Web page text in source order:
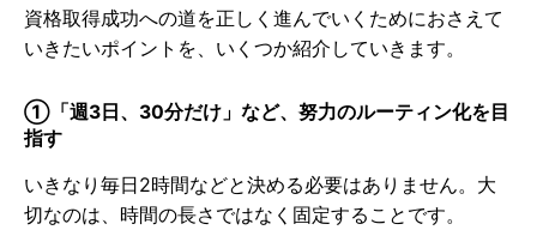
資格取得成功への道を正しく進んでいくためにおさえて
いきたいポイントを、いくつか紹介していきます。
①「週3日、30分だけ」など、努力のルーティン化を目
指す
いきなり毎日2時間などと決める必要はありません。大
切なのは、時間の長さではなく固定することです。